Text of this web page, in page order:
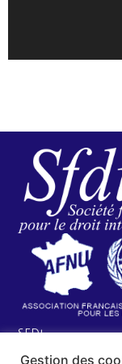
SFDI
Gestion des